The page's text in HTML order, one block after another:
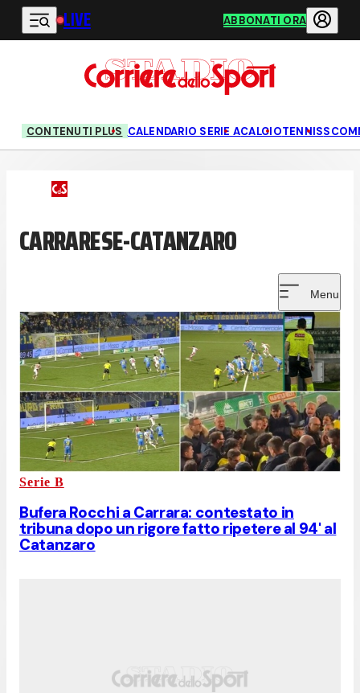
Vai al contenuto principale
LIVE ABBONATI ORA
CONTENUTI PLUS CALENDARIO SERIE ACALCIOTENNIS
CARRARESE-CATANZARO
Menu
Serie B
Bufera Rocchi a Carrara: contestato in
tribuna dopo un rigore fatto ripetere al 94' al
Catanzaro